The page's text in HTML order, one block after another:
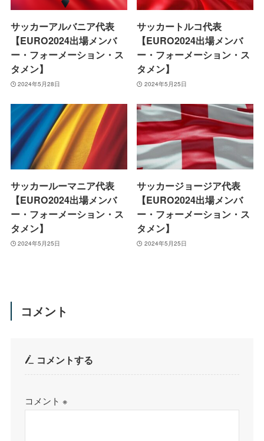
サッカーアルバニア代表
【EURO2024出場メンバ
ー・フォーメーション・ス
タメン】
2024年5月28日
サッカートルコ代表
【EURO2024出場メンバ
ー・フォーメーション・ス
タメン】
2024年5月25日
サッカールーマニア代表
【EURO2024出場メンバ
ー・フォーメーション・ス
タメン】
2024年5月25日
サッカージョージア代表
【EURO2024出場メンバ
ー・フォーメーション・ス
タメン】
2024年5月25日
コメント
コメントする
コメント※